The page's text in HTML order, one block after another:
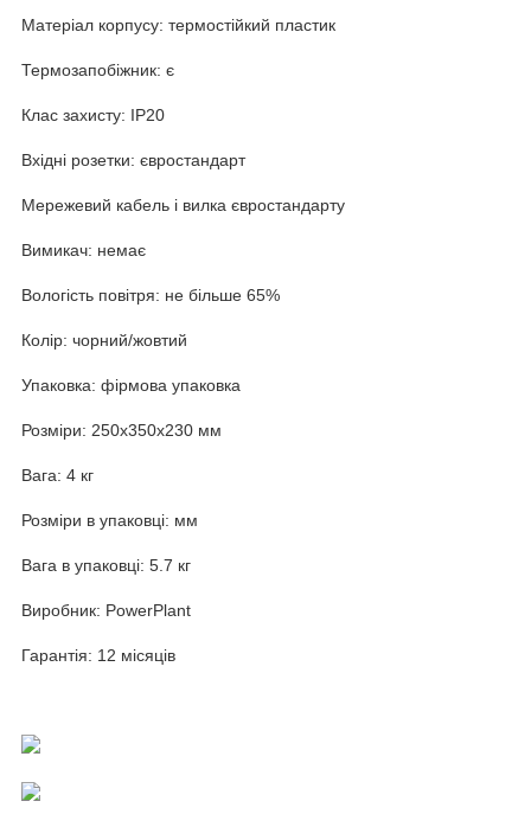
Матеріал корпусу: термостійкий пластик
Термозапобіжник: є
Клас захисту: IP20
Вхідні розетки: євростандарт
Мережевий кабель і вилка євростандарту
Вимикач: немає
Вологість повітря: не більше 65%
Колір: чорний/жовтий
Упаковка: фірмова упаковка
Розміри: 250x350x230 мм
Вага: 4 кг
Розміри в упаковці: мм
Вага в упаковці: 5.7 кг
Виробник: PowerPlant
Гарантія: 12 місяців